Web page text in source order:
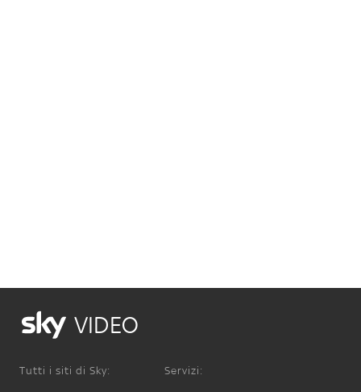
VIDEO
Tutti i siti di Sky: Servizi: